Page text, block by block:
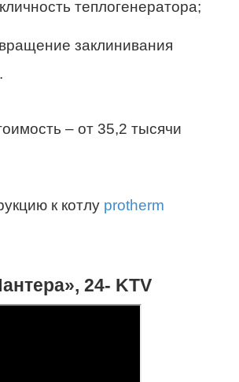
теплогенератора;
заклинивания
– от 35,2 тысячи
к котлу protherm
24- KTV